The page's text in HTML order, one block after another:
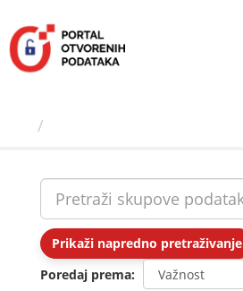
sadržaj
Prikaži napredno pretraživanje
Poredaj prema